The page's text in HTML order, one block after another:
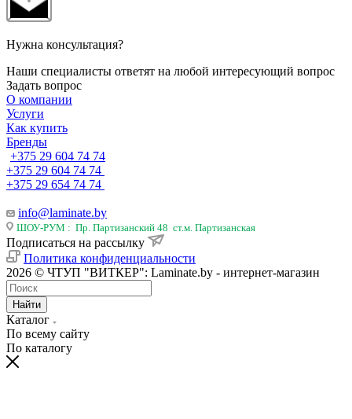
Нужна консультация?
Наши специалисты ответят на любой интересующий вопрос
Задать вопрос
О компании
Услуги
Как купить
Бренды
+375 29 604 74 74
+375 29 604 74 74
+375 29 654 74 74
info@laminate.by
ШОУ-РУМ : Пр. Партизанский 48 ст.м. Партизанская
Подписаться на рассылку
Политика конфиденциальности
2026 © ЧТУП "ВИТКЕР": Laminate.by - интернет-магазин
Найти
Каталог
По всему сайту
По каталогу